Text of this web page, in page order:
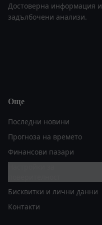
Достоверна информация и
задълбочени анализи.
Още
Последни новини
Прогноза на времето
Финансови пазари
Бисквитки и лични данни
Контакти